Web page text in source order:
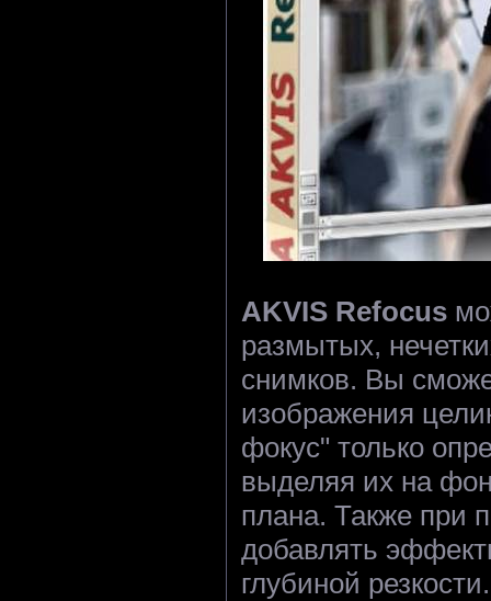
AKVIS Refocus
размытых,
снимков. Вы
изображения
фокус" только
выделяя их на
плана. Также при
добавлять
глубиной резкости.